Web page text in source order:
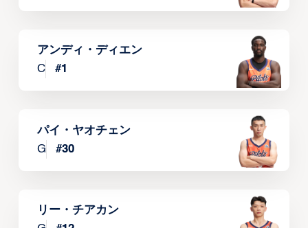
アンディ・ディエン
C
#1
パイ・ヤオチェン
G
#30
リー・チアカン